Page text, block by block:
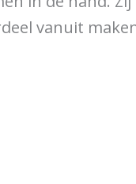
vanuit